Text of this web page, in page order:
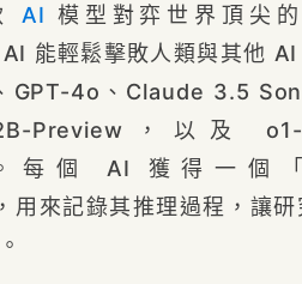
AI 模型對弈世界頂尖
能輕鬆擊敗人類與其他 AI
GPT-4o、Claude 3.5
Preview，以及 o1-
每個 AI 獲得一個「
用來記錄其推理過程，讓